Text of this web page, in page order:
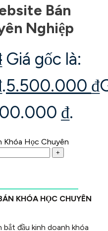
Bán
Nghiệp
Giá gốc là:
5.500.000 ₫
₫.
Khóa Học Chuyên
+
KHÓA HỌC CHUYÊN
bắt đầu kinh doanh khóa